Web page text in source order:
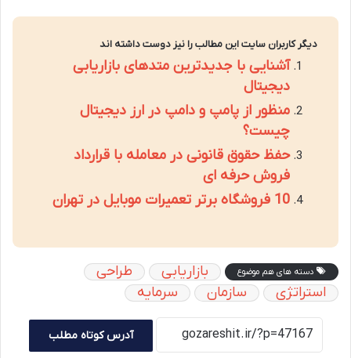
دیگر کاربران سایت این مطالب را نیز دوست داشته اند
آشنایی با جدیدترین متدهای بازاریابی
دیجیتال
منظور از پامپ و دامپ در ارز دیجیتال
چیست؟
حفظ حقوق قانونی در معامله با قرارداد
فروش حرفه ای
10 فروشگاه برتر تعمیرات موبایل در تهران
دسته های هم موضوع بازاریابی
طراحی
استراتژی
سازمان سرمایه
آدرس کوتاه مطلب